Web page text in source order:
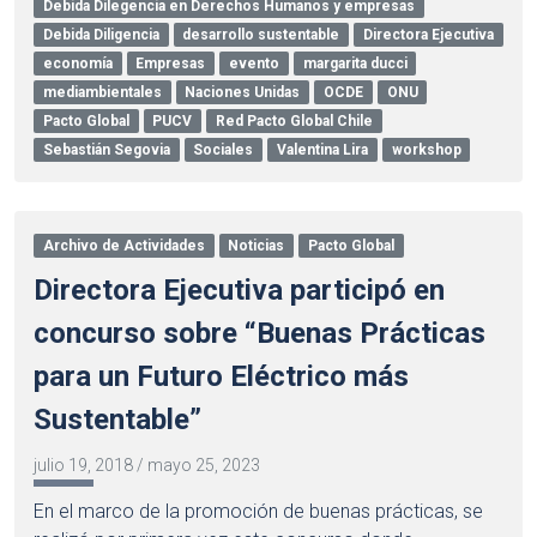
Debida Dilegencia en Derechos Humanos y empresas
Debida Diligencia
desarrollo sustentable
Directora Ejecutiva
economía
Empresas evento
margarita ducci
mediambientales
Naciones Unidas OCDE
ONU
Pacto Global
PUCV
Red Pacto Global Chile
Sebastián Segovia
Sociales Valentina Lira workshop
Archivo de Actividades Noticias Pacto Global
Directora Ejecutiva participó en
concurso sobre “Buenas Prácticas
para un Futuro Eléctrico más
Sustentable”
julio 19, 2018 / mayo 25, 2023
En el marco de la promoción de buenas prácticas, se